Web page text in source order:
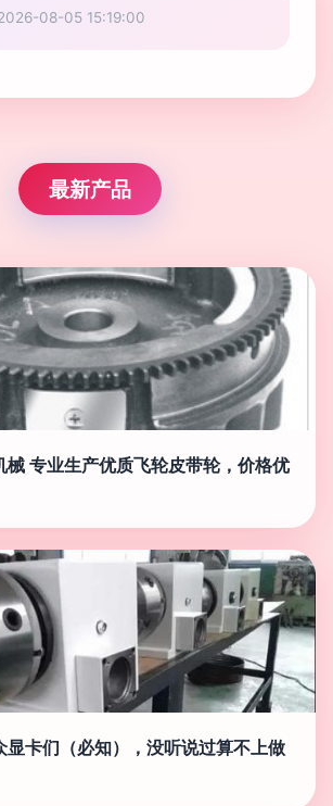
08-05 15:19:00
最新产品
械 专业生产优质飞轮皮带轮，价格优
显卡们（必知），没听说过算不上做